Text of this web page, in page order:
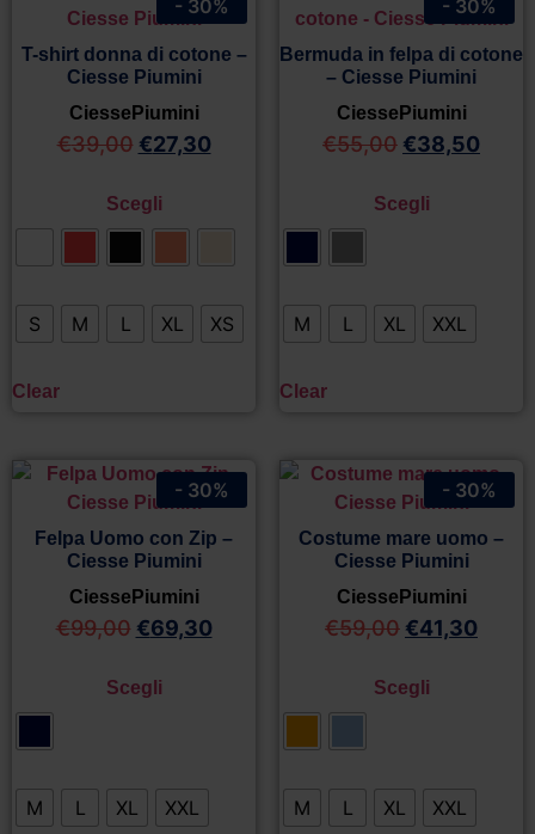
T-shirt donna di cotone –
Ciesse Piumini
CiessePiumini
€39,00 €27,30
Scegli
S M L XL XS
Clear
- 30%
Bermuda in felpa di cotone
– Ciesse Piumini
CiessePiumini
€55,00 €38,50
Scegli
M L XL XXL
Clear
- 30%
Felpa Uomo con Zip –
Ciesse Piumini
CiessePiumini
€99,00 €69,30
Scegli
M L XL XXL
- 30%
Costume mare uomo –
Ciesse Piumini
CiessePiumini
€59,00 €41,30
Scegli
M L XL XXL
- 30%